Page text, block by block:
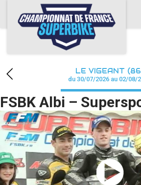
ACCUEIL
CHAMPIONNAT
CALENDRIER
RÉSULTATS
PHOTOS / WEB TV
PARTENAIRES
PRESSE
LE VIGEANT
du 30/07/2026 au 02/08/
FSBK Albi –